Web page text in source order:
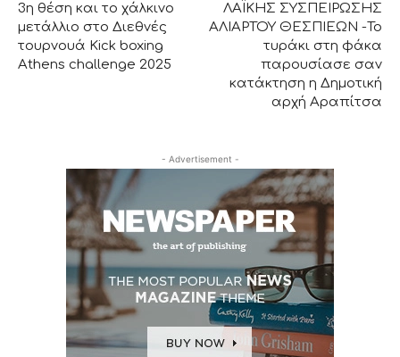
3η θέση και το χάλκινο
μετάλλιο στο Διεθνές
τουρνουά Kick boxing
Athens challenge 2025
ΛΑΪΚΗΣ ΣΥΣΠΕΙΡΩΣΗΣ
ΑΛΙΑΡΤΟΥ ΘΕΣΠΙΕΩΝ -Το
τυράκι στη φάκα
παρουσίασε σαν
κατάκτηση η Δημοτική
αρχή Αραπίτσα
- Advertisement -